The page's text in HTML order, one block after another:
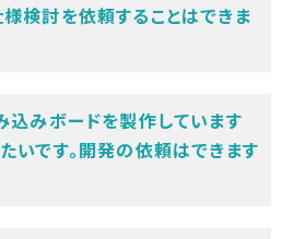
検討を依頼することはできま
みボードを製作しています
いです。開発の依頼はできます